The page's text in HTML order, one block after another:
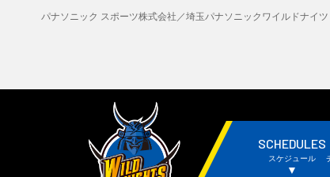
パナソニック スポーツ株式会社／埼玉パナソニックワイルドナイツ
SCHEDULES
スケジュール
▼
・試合日程・結果
・チームスケジュール